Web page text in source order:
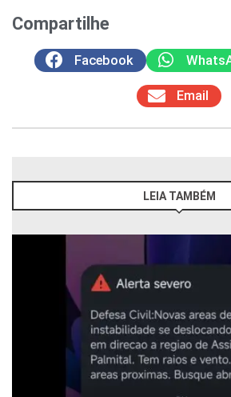
Compartilhe
Facebook
Email
LEIA TAMBÉM